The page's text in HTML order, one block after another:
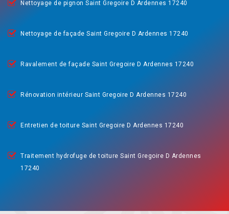
Nettoyage de pignon Saint Gregoire D Ardennes 17240
Nettoyage de façade Saint Gregoire D Ardennes 17240
Ravalement de façade Saint Gregoire D Ardennes 17240
Rénovation intérieur Saint Gregoire D Ardennes 17240
Entretien de toiture Saint Gregoire D Ardennes 17240
Traitement hydrofuge de toiture Saint Gregoire D Ardennes
17240